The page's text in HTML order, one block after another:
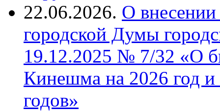
22.06.2026. О
городской Думы
19.12.2025 № 7/32 «О
Кинешма на 2026 год
годов»